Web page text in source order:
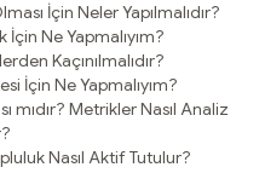
İçin Neler Yapılmalıdır?
Ne Yapmalıyım?
Kaçınılmalıdır?
İçin Ne Yapmalıyım?
mıdır? Metrikler Nasıl Analiz
Nasıl Aktif Tutulur?